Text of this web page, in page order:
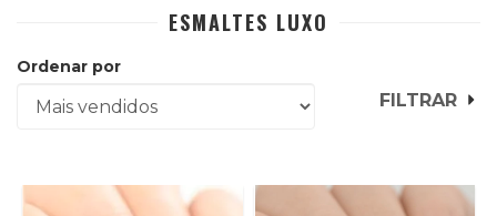
ESMALTES LUXO
Ordenar por
FILTRAR